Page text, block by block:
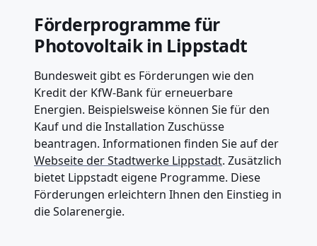
Förderprogramme für
Photovoltaik in Lippstadt
Bundesweit gibt es Förderungen wie den
Kredit der KfW-Bank für erneuerbare
Energien. Beispielsweise können Sie für den
Kauf und die Installation Zuschüsse
beantragen. Informationen finden Sie auf der
Webseite der Stadtwerke Lippstadt. Zusätzlich
bietet Lippstadt eigene Programme. Diese
Förderungen erleichtern Ihnen den Einstieg in
die Solarenergie.